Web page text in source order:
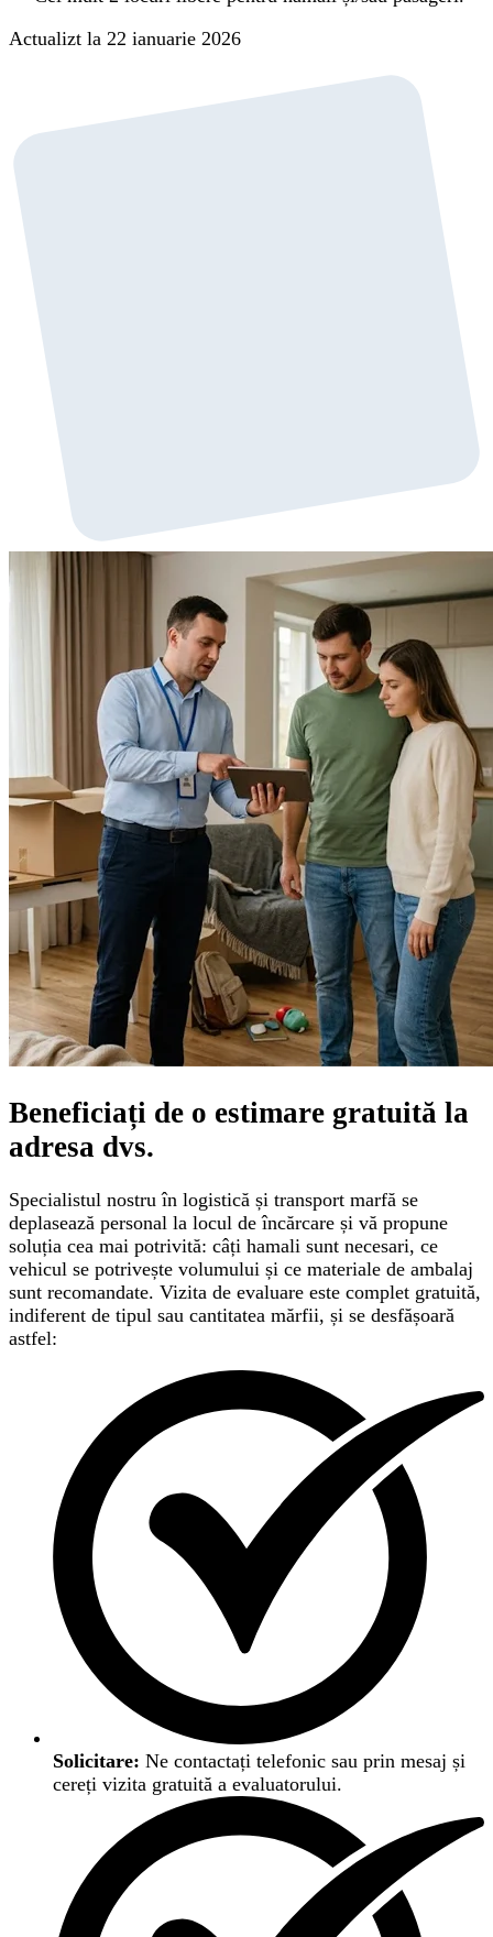
Actualizt la 22 ianuarie 2026
Beneficiați de o estimare gratuită la
adresa dvs.
Specialistul nostru în logistică și transport marfă se
deplasează personal la locul de încărcare și vă propune
soluția cea mai potrivită: câți hamali sunt necesari, ce
vehicul se potrivește volumului și ce materiale de ambalaj
sunt recomandate. Vizita de evaluare este complet gratuită,
indiferent de tipul sau cantitatea mărfii, și se desfășoară
astfel:
Solicitare: Ne contactați telefonic sau prin mesaj și
cereți vizita gratuită a evaluatorului.